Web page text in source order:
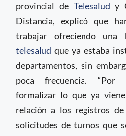
provincial de Telesalud y
Distancia, explicó que
trabajar ofreciendo una
telesalud que ya estaba
departamentos, sin
poca frecuencia. “Por
formalizar lo que ya
relación a los registros
solicitudes de turnos que